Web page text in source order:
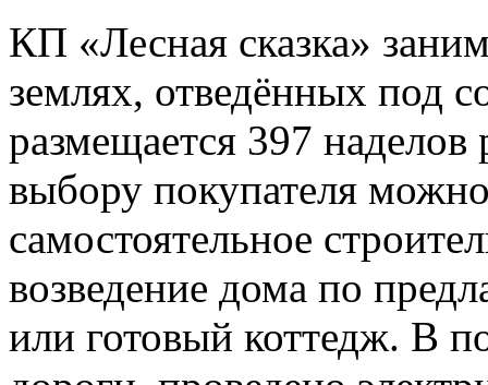
КП «Лесная сказка»
землях, отведённых под
размещается 397
выбору покупателя
самостоятельное
возведение дома по
или готовый коттедж. В